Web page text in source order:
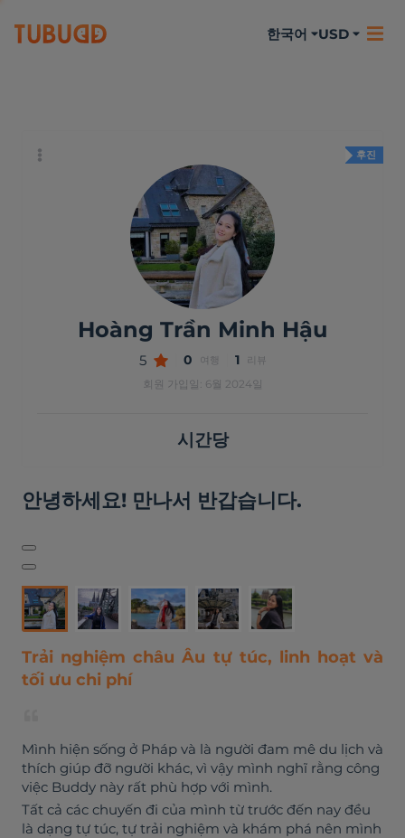
한국어 USD
후진
Hoàng Trần Minh Hậu
5 0 여행 1 리뷰
회원 가입일: 6월 2024일
시간당
안녕하세요! 만나서 반갑습니다.
Trải nghiệm châu Âu tự túc, linh hoạt và
tối ưu chi phí
Mình hiện sống ở Pháp và là người đam mê du lịch và
thích giúp đỡ người khác, vì vậy mình nghĩ rằng công
việc Buddy này rất phù hợp với mình.
Tất cả các chuyến đi của mình từ trước đến nay đều
là dạng tự túc, tự trải nghiệm và khám phá nên mình